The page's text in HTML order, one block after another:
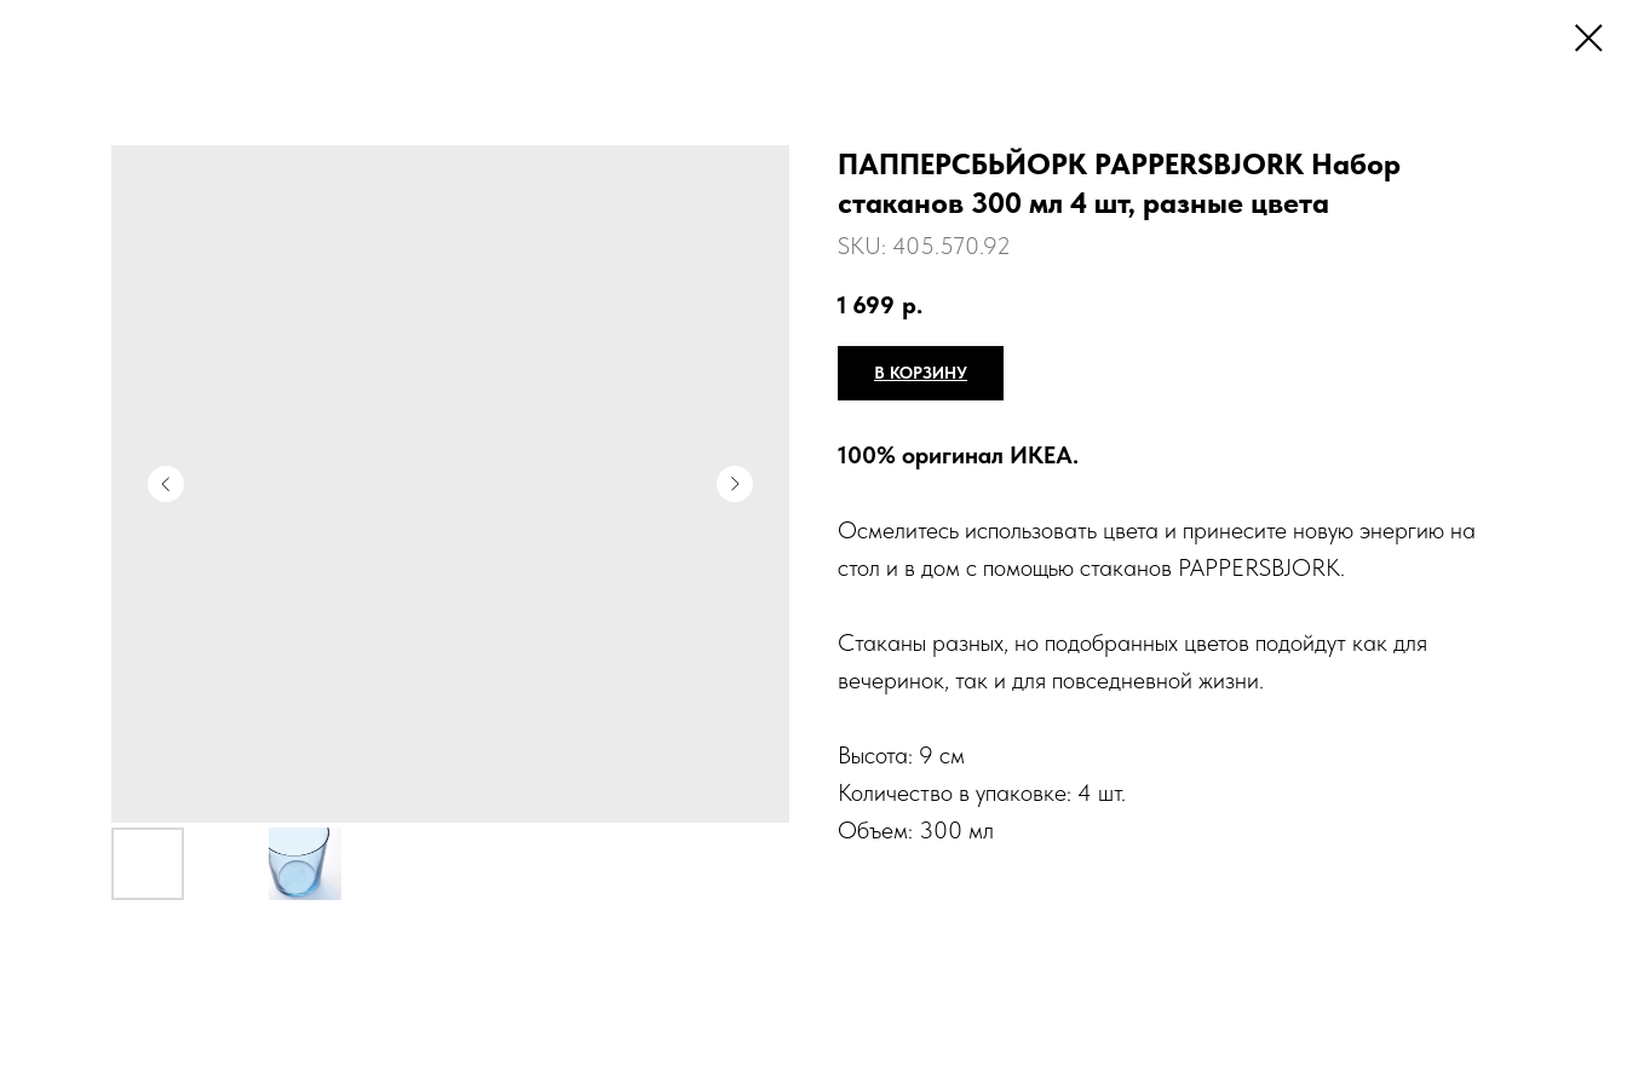
ПАППЕРСБЬЙОРК PAPPERSBJОRK Набор
стаканов 300 мл 4 шт, разные цвета
SKU: 405.570.92
1 699 р.
В КОРЗИНУ
100% оригинал ИКЕА.
Осмелитесь использовать цвета и принесите новую энергию на
стол и в дом с помощью стаканов PAPPERSBJORK.
Стаканы разных, но подобранных цветов подойдут как для
вечеринок, так и для повседневной жизни.
Высота: 9 см
Количество в упаковке: 4 шт.
Объем: 300 мл